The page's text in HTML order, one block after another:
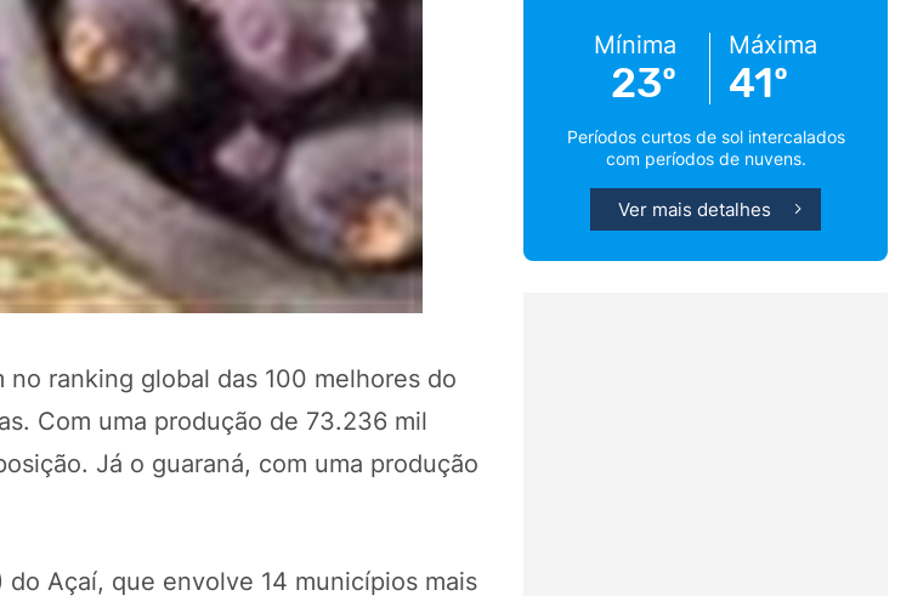
ranking global das 100 melhores do
Com uma produção de 73.236 mil
Já o guaraná, com uma produção
Açaí, que envolve 14 municípios mais
Mínima
23º
Máxima
41º
Períodos curtos de sol intercalados
com períodos de nuvens.
Ver mais detalhes